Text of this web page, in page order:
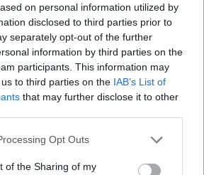
on personal information utilized by
disclosed to third parties prior to
separately opt-out of the further
information by third parties on the
participants. This information may
to third parties on the IAB’s List of
that may further disclose it to other
website/app uses one or more Google
or usage behaviour. You may click to
Opt Outs
of the Sharing of my
την έκθεση